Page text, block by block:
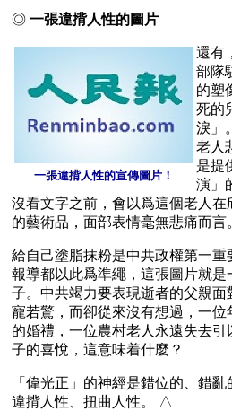
◎ 一張違揹人性的圖片
一張違揹人性的宣傳圖片！
還有
部隊
的塑
死的
淚」
老人
是提
演」
沒看文字之前，會以爲這個老人
的藝術品，面部表情毫無悲痛而言
給自己塗脂抹粉是中共政權第一
報導都以此爲準繩，這張圖片就是
子。中共竭力要表現逝者的父親
寵若驚，而卻從來沒有想過，一位
的婚禮，一位農村老人永遠失去
子的喜悅，這意味着什麼？
「偉光正」的神經是錯位的、錯
違揹人性、扭曲人性。 △